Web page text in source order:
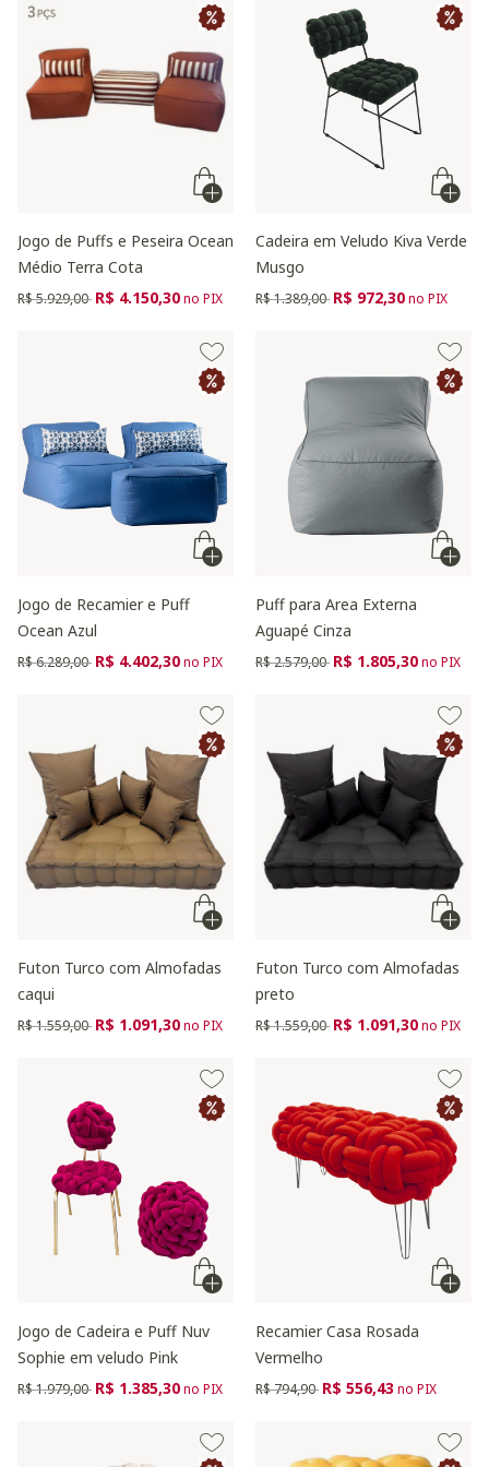
Jogo de Puffs e Peseira Ocean
Médio Terra Cota
Preço reduzido de
R$ 5.929,00 para
R$ 4.150,30no PIX
Cadeira em Veludo Kiva Verde
Musgo
Preço reduzido de
R$ 1.389,00 para
R$ 972,30no PIX
Jogo de Recamier e Puff
Ocean Azul
Preço reduzido de
R$ 6.289,00 para
R$ 4.402,30no PIX
Puff para Area Externa
Aguapé Cinza
Preço reduzido de
R$ 2.579,00 para
R$ 1.805,30no PIX
Futon Turco com Almofadas
caqui
Preço reduzido de
R$ 1.559,00 para
R$ 1.091,30no PIX
Futon Turco com Almofadas
preto
Preço reduzido de
R$ 1.559,00 para
R$ 1.091,30no PIX
Jogo de Cadeira e Puff Nuv
Sophie em veludo Pink
Preço reduzido de
R$ 1.979,00 para
R$ 1.385,30no PIX
Recamier Casa Rosada
Vermelho
Preço reduzido de
R$ 794,90 para
R$ 556,43no PIX